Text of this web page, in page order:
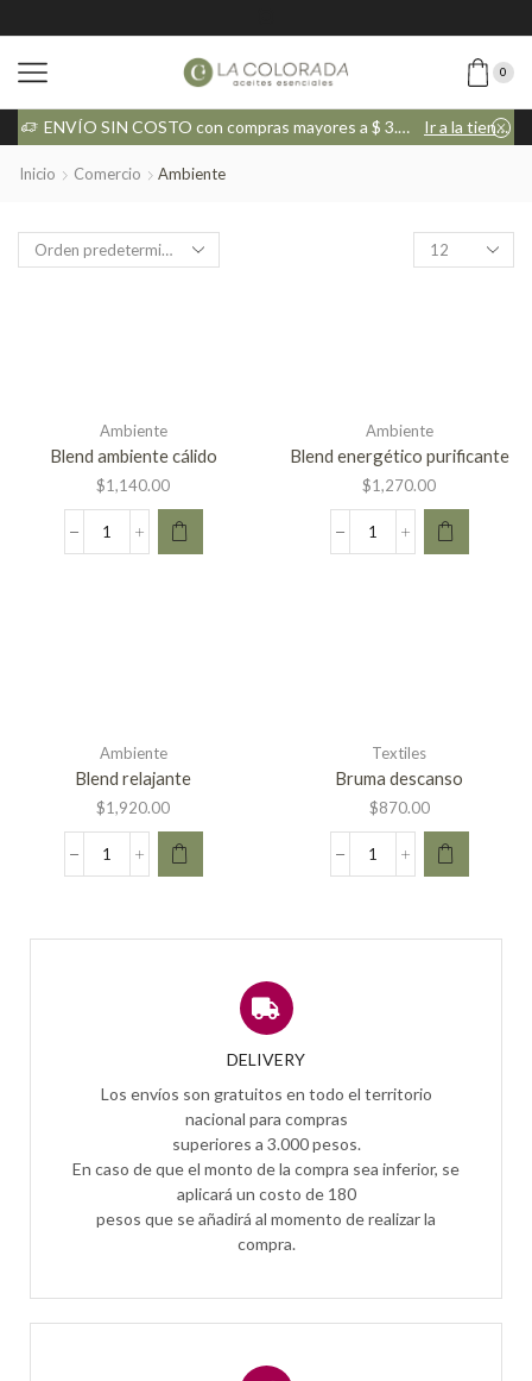
0
ENVÍO SIN COSTO con compras mayores a $ 3.000 Ir a la tienda
Inicio Comercio Ambiente
Ambiente
Blend ambiente cálido
$1,140.00
Ambiente
Blend energético purificante
$1,270.00
Ambiente
Blend relajante
$1,920.00
Textiles
Bruma descanso
$870.00
DELIVERY
Los envíos son gratuitos en todo el territorio
nacional para compras
superiores a 3.000 pesos.
En caso de que el monto de la compra sea inferior, se
aplicará un costo de 180
pesos que se añadirá al momento de realizar la
compra.